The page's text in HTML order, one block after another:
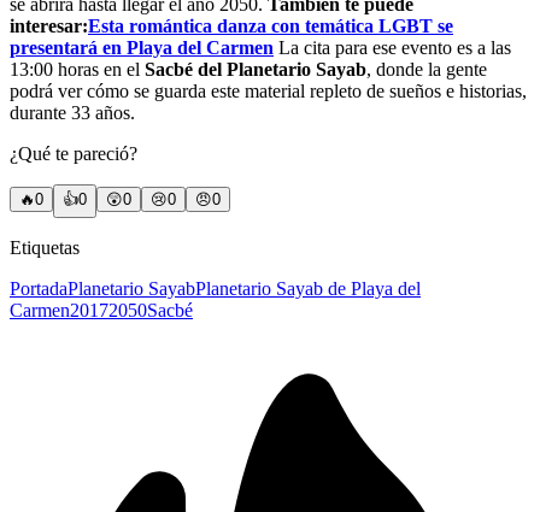
se abrirá hasta llegar el año 2050. También te puede
interesar:Esta romántica danza con temática LGBT se
presentará en Playa del Carmen La cita para ese evento es a las
13:00 horas en el Sacbé del Planetario Sayab, donde la gente
podrá ver cómo se guarda este material repleto de sueños e historias,
durante 33 años.
¿Qué te pareció?
🔥0 👍0 😲0 😢0 😠0
Etiquetas
PortadaPlanetario SayabPlanetario Sayab de Playa del
Carmen20172050Sacbé